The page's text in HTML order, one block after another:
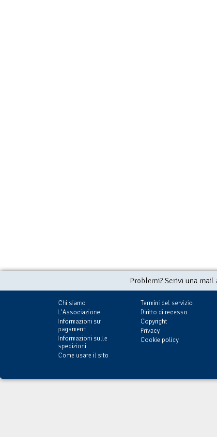
Problemi? Scrivi una
Chi siamo
L'Associazione
Informazioni sui
pagamenti
Informazioni sulle
spedizioni
Come usare il sito
Termini del servizio
Diritto di recesso
Copyright
Privacy
Cookie policy